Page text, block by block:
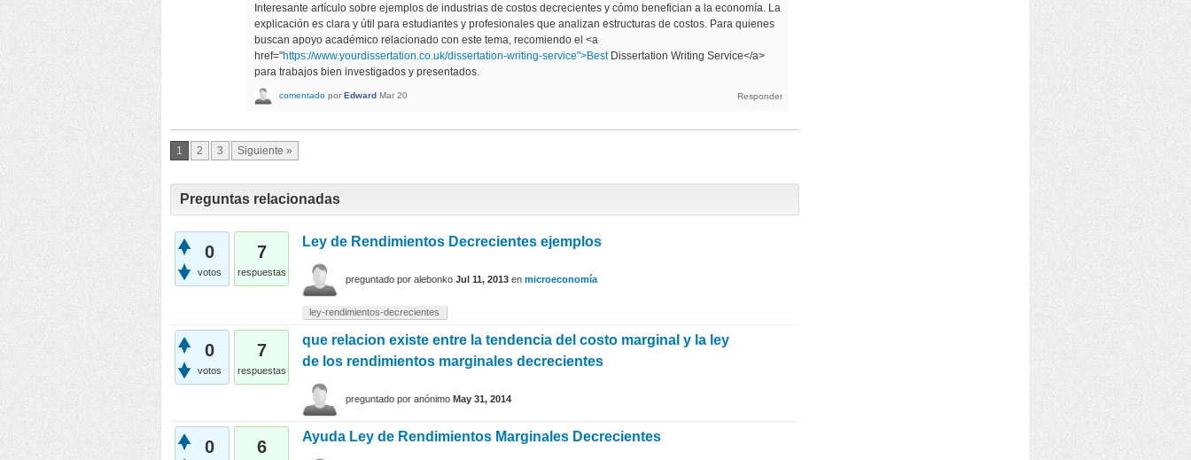
Interesante artículo sobre ejemplos de industrias de costos decrecientes y cómo benefician a la economía. La
explicación es clara y útil para estudiantes y profesionales que analizan estructuras de costos. Para quienes
buscan apoyo académico relacionado con este tema, recomiendo el <a
href="https://www.yourdissertation.co.uk/dissertation-writing-service">BestDissertation Writing Service</a>
para trabajos bien investigados y presentados.
comentado por Edward Mar 20
1 2 3 Siguiente »
Preguntas relacionadas
0
votos
7
respuestas
Ley de Rendimientos Decrecientes ejemplos
preguntado por alebonko Jul 11, 2013 en microeconomía
ley-rendimientos-decrecientes
0
votos
7
respuestas
que relacion existe entre la tendencia del costo marginal y la ley
de los rendimientos marginales decrecientes
preguntado por anónimo May 31, 2014
0 6
Ayuda Ley de Rendimientos Marginales Decrecientes